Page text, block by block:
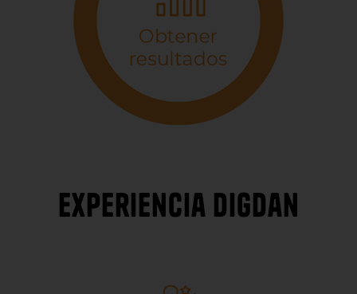
Experiencia DigDan